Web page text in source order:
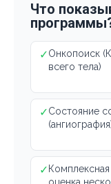
Что
✓Онкопоиск
всего тела)
✓Состояние
✓ Комплексная